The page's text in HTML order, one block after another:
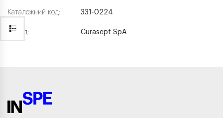
Каталожний код:
Бренд:
331-0224
Curasept SpA